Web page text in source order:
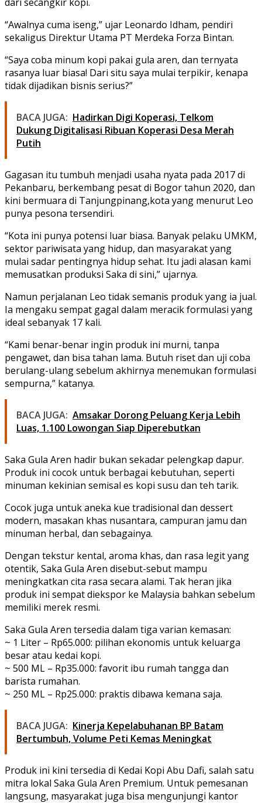
“Awalnya cuma iseng,” ujar Leonardo Idham, pendiri
sekaligus Direktur Utama PT Merdeka Forza Bintan.
“Saya coba minum kopi pakai gula aren, dan ternyata
rasanya luar biasa! Dari situ saya mulai terpikir, kenapa
tidak dijadikan bisnis serius?”
BACA JUGA: Hadirkan Digi Koperasi, Telkom
Dukung Digitalisasi Ribuan Koperasi Desa Merah
Putih
Gagasan itu tumbuh menjadi usaha nyata pada 2017 di
Pekanbaru, berkembang pesat di Bogor tahun 2020, dan
kini bermuara di Tanjungpinang,kota yang menurut Leo
punya pesona tersendiri.
“Kota ini punya potensi luar biasa. Banyak pelaku UMKM,
sektor pariwisata yang hidup, dan masyarakat yang
mulai sadar pentingnya hidup sehat. Itu jadi alasan kami
memusatkan produksi Saka di sini,” ujarnya.
Namun perjalanan Leo tidak semanis produk yang ia jual.
Ia mengaku sempat gagal dalam meracik formulasi yang
ideal sebanyak 17 kali.
“Kami benar-benar ingin produk ini murni, tanpa
pengawet, dan bisa tahan lama. Butuh riset dan uji coba
berulang-ulang sebelum akhirnya menemukan formulasi
sempurna,” katanya.
BACA JUGA: Amsakar Dorong Peluang Kerja Lebih
Luas, 1.100 Lowongan Siap Diperebutkan
Saka Gula Aren hadir bukan sekadar pelengkap dapur.
Produk ini cocok untuk berbagai kebutuhan, seperti
minuman kekinian semisal es kopi susu dan teh tarik.
Cocok juga untuk aneka kue tradisional dan dessert
modern, masakan khas nusantara, campuran jamu dan
minuman herbal, dan sebagainya.
Dengan tekstur kental, aroma khas, dan rasa legit yang
otentik, Saka Gula Aren disebut-sebut mampu
meningkatkan cita rasa secara alami. Tak heran jika
produk ini sempat diekspor ke Malaysia bahkan sebelum
memiliki merek resmi.
Saka Gula Aren tersedia dalam tiga varian kemasan:
~ 1 Liter – Rp65.000: pilihan ekonomis untuk keluarga
besar atau kedai kopi.
~ 500 ML – Rp35.000: favorit ibu rumah tangga dan
barista rumahan.
~ 250 ML – Rp25.000: praktis dibawa kemana saja.
BACA JUGA: Kinerja Kepelabuhanan BP Batam
Bertumbuh, Volume Peti Kemas Meningkat
Produk ini kini tersedia di Kedai Kopi Abu Dafi, salah satu
mitra lokal Saka Gula Aren Premium. Untuk pemesanan
langsung, masyarakat juga bisa mengunjungi kantor